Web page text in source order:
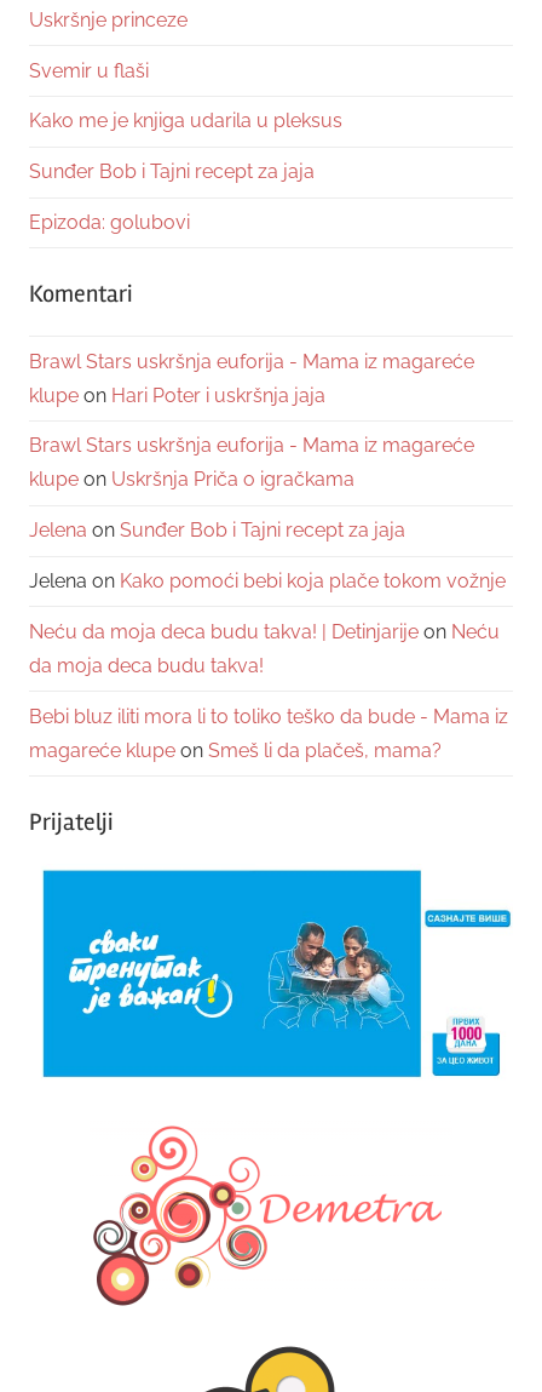
Uskršnje princeze
Svemir u flaši
Kako me je knjiga udarila u pleksus
Sunđer Bob i Tajni recept za jaja
Epizoda: golubovi
Komentari
Brawl Stars uskršnja euforija - Mama iz magareće
klupe on Hari Poter i uskršnja jaja
Brawl Stars uskršnja euforija - Mama iz magareće
klupe on Uskršnja Priča o igračkama
Jelena on Sunđer Bob i Tajni recept za jaja
Jelena on Kako pomoći bebi koja plače tokom vožnje
Neću da moja deca budu takva! | Detinjarije on Neću
da moja deca budu takva!
Bebi bluz iliti mora li to toliko teško da bude - Mama iz
magareće klupe on Smeš li da plačeš, mama?
Prijatelji